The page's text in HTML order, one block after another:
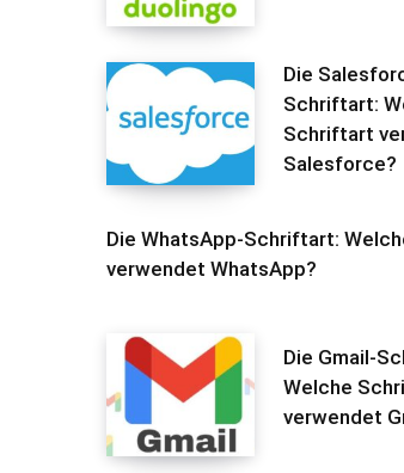
Die
Schriftart:
Schriftart
Salesforce?
Die WhatsApp-Schriftart:
verwendet WhatsApp?
Die Gmail-
Welche
verwendet